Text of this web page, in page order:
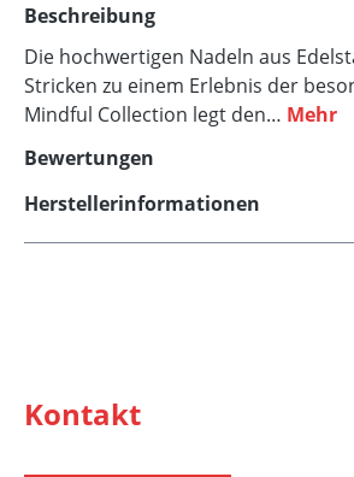
Beschreibung
Die hochwertigen Nadeln aus
Stricken zu einem Erlebnis der
Mindful Collection legt den… Mehr
Bewertungen
Herstellerinformationen
Kontakt